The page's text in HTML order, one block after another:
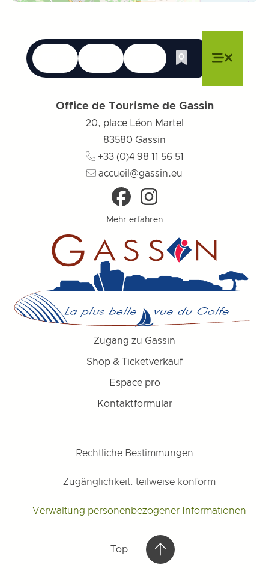
Sprachen
Menü schließen
Erreichbarkeit
Menü schließen
Suche
Menü schließen
0
Whishlist
Office de Tourisme de Gassin
20, place Léon Martel
83580 Gassin
+33 (0)4 98 11 56 51
accueil@gassin.eu
Mehr erfahren
Zugang zu Gassin
Shop & Ticketverkauf
Espace pro
Kontaktformular
Rechtliche Bestimmungen
Zugänglichkeit: teilweise konform
Verwaltung personenbezogener Informationen
Top